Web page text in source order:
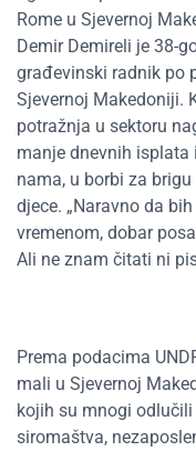
Rome u Sjevernoj
Demir Demireli je 38-
građevinski radnik po
Sjevernoj Makedoniji.
potražnja u sektoru
manje dnevnih isplata
nama, u borbi za
djece. „Naravno da
vremenom, dobar
Ali ne znam čitati ni
Prema podacima
mali u Sjevernoj
kojih su mnogi
siromaštva,